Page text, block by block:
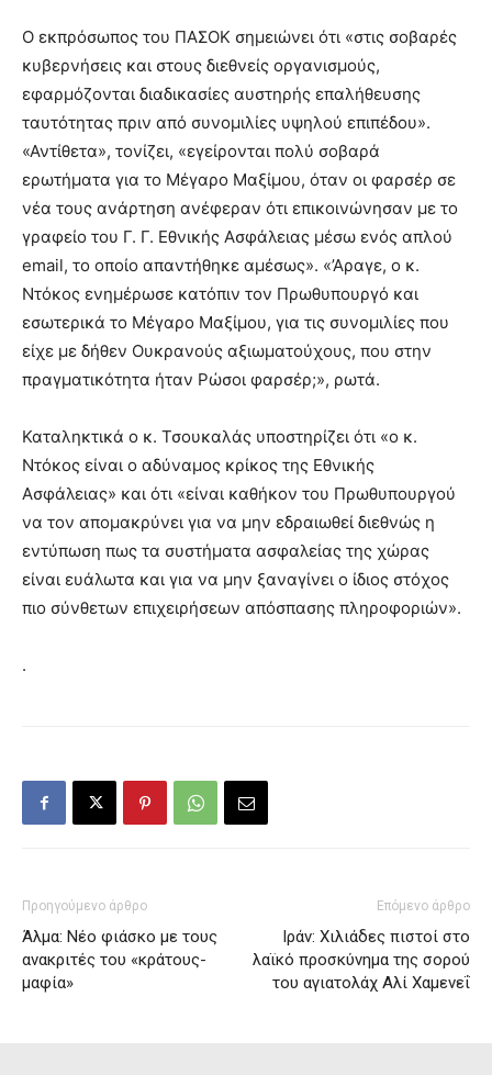
Ο εκπρόσωπος του ΠΑΣΟΚ σημειώνει ότι «στις σοβαρές
κυβερνήσεις και στους διεθνείς οργανισμούς,
εφαρμόζονται διαδικασίες αυστηρής επαλήθευσης
ταυτότητας πριν από συνομιλίες υψηλού επιπέδου».
«Αντίθετα», τονίζει, «εγείρονται πολύ σοβαρά
ερωτήματα για το Μέγαρο Μαξίμου, όταν οι φαρσέρ σε
νέα τους ανάρτηση ανέφεραν ότι επικοινώνησαν με το
γραφείο του Γ. Γ. Εθνικής Ασφάλειας μέσω ενός απλού
email, το οποίο απαντήθηκε αμέσως». «’Αραγε, ο κ.
Ντόκος ενημέρωσε κατόπιν τον Πρωθυπουργό και
εσωτερικά το Μέγαρο Μαξίμου, για τις συνομιλίες που
είχε με δήθεν Ουκρανούς αξιωματούχους, που στην
πραγματικότητα ήταν Ρώσοι φαρσέρ;», ρωτά.
Καταληκτικά ο κ. Τσουκαλάς υποστηρίζει ότι «ο κ.
Ντόκος είναι ο αδύναμος κρίκος της Εθνικής
Ασφάλειας» και ότι «είναι καθήκον του Πρωθυπουργού
να τον απομακρύνει για να μην εδραιωθεί διεθνώς η
εντύπωση πως τα συστήματα ασφαλείας της χώρας
είναι ευάλωτα και για να μην ξαναγίνει ο ίδιος στόχος
πιο σύνθετων επιχειρήσεων απόσπασης πληροφοριών».
.
Προηγούμενο άρθρο
Άλμα: Νέο φιάσκο με τους
ανακριτές του «κράτους-
μαφία»
Επόμενο άρθρο
Ιράν: Χιλιάδες πιστοί στο
λαϊκό προσκύνημα της σορού
του αγιατολάχ Αλί Χαμενεΐ